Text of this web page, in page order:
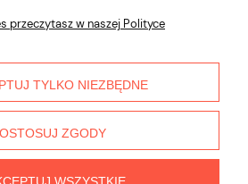
przeczytasz w naszej Polityce
TYLKO NIEZBĘDNE
ZGODY
WSZYSTKIE